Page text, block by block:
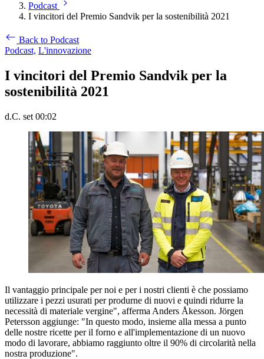
Podcast
I vincitori del Premio Sandvik per la sostenibilità 2021
Back to Podcast
Podcast, L'innovazione
I vincitori del Premio Sandvik per la
sostenibilità 2021
d.C. set 00:02
Il vantaggio principale per noi e per i nostri clienti è che possiamo
utilizzare i pezzi usurati per produrne di nuovi e quindi ridurre la
necessità di materiale vergine", afferma Anders Åkesson. Jörgen
Petersson aggiunge: "In questo modo, insieme alla messa a punto
delle nostre ricette per il forno e all'implementazione di un nuovo
modo di lavorare, abbiamo raggiunto oltre il 90% di circolarità nella
nostra produzione".